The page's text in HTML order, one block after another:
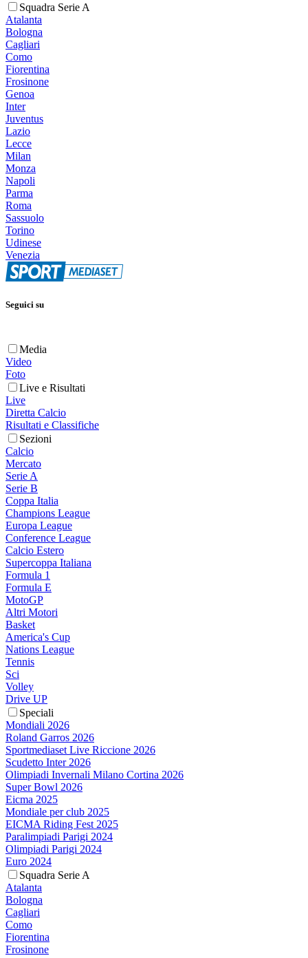
Squadra Serie A
Atalanta
Bologna
Cagliari
Como
Fiorentina
Frosinone
Genoa
Inter
Juventus
Lazio
Lecce
Milan
Monza
Napoli
Parma
Roma
Sassuolo
Torino
Udinese
Venezia
Seguici su
Media
Video
Foto
Live e Risultati
Live
Diretta Calcio
Risultati e Classifiche
Sezioni
Calcio
Mercato
Serie A
Serie B
Coppa Italia
Champions League
Europa League
Conference League
Calcio Estero
Supercoppa Italiana
Formula 1
Formula E
MotoGP
Altri Motori
Basket
America's Cup
Nations League
Tennis
Sci
Volley
Drive UP
Speciali
Mondiali 2026
Roland Garros 2026
Sportmediaset Live Riccione 2026
Scudetto Inter 2026
Olimpiadi Invernali Milano Cortina 2026
Super Bowl 2026
Eicma 2025
Mondiale per club 2025
EICMA Riding Fest 2025
Paralimpiadi Parigi 2024
Olimpiadi Parigi 2024
Euro 2024
Squadra Serie A
Atalanta
Bologna
Cagliari
Como
Fiorentina
Frosinone